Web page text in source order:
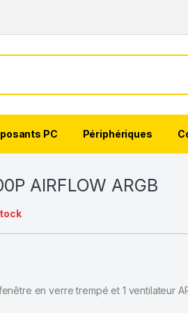
PC Périphériques
AIRFLOW ARGB
en verre trempé et 1 ventilateur